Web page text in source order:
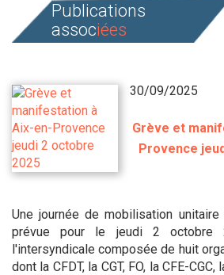
Publications
associées
30/09/2025
Grève et
Provence
Une journée de mobilisation
prévue pour le jeudi 2 octobre
l'intersyndicale composée de huit
dont la CFDT, la CGT, FO, la CFE-CGC,